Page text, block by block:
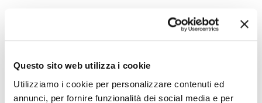
Questo sito web utilizza i cookie
Utilizziamo i cookie per personalizzare contenuti ed
annunci, per fornire funzionalità dei social media e per